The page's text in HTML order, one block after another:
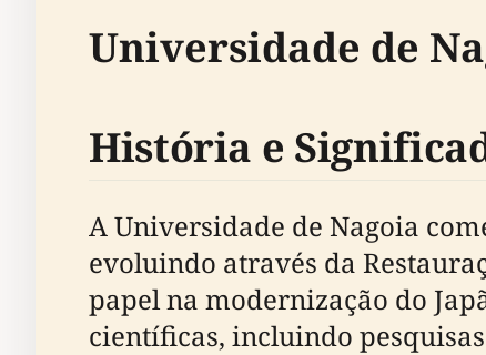
Universidade de
História e
A Universidade de Nagoia
evoluindo através da
papel na modernização do
científicas, incluindo